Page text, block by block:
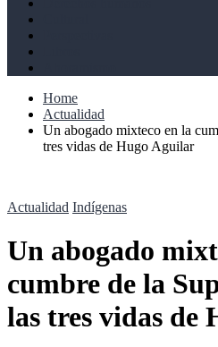
Home
Actualidad
Un abogado mixteco en la
tres vidas de Hugo Aguilar
Actualidad Indígenas
Un abogado
cumbre de la
las tres vidas de